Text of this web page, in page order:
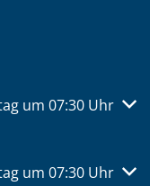
um 07:30 Uhr
um 07:30 Uhr